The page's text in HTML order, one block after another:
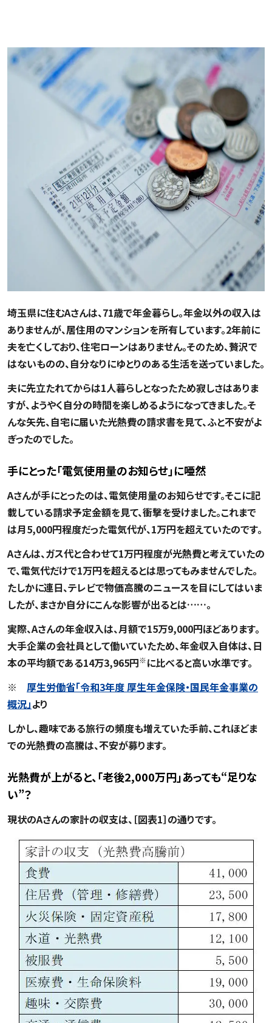
埼玉県に住むAさんは、71歳で年金暮らし。年金以外の収入は
ありませんが、居住用のマンションを所有しています。2年前に
夫を亡くしており、住宅ローンはありません。そのため、贅沢で
はないものの、自分なりにゆとりのある生活を送っていました。
夫に先立たれてからは1人暮らしとなったため寂しさはありま
すが、ようやく自分の時間を楽しめるようになってきました。そ
んな矢先、自宅に届いた光熱費の請求書を見て、ふと不安がよ
ぎったのでした。
手にとった「電気使用量のお知らせ」に唖然
Aさんが手にとったのは、電気使用量のお知らせです。そこに記
載している請求予定金額を見て、衝撃を受けました。これまで
は月5,000円程度だった電気代が、1万円を超えていたのです。
Aさんは、ガス代と合わせて1万円程度が光熱費と考えていたの
で、電気代だけで1万円を超えるとは思ってもみませんでした。
たしかに連日、テレビで物価高騰のニュースを目にしてはいま
したが、まさか自分にこんな影響が出るとは……。
実際、Aさんの年金収入は、月額で15万9,000円ほどあります。
大手企業の会社員として働いていたため、年金収入自体は、日
本の平均額である14万3,965円※に比べると高い水準です。
※ 厚生労働省「令和3年度 厚生年金保険・国民年金事業の
概況」より
しかし、趣味である旅行の頻度も増えていた手前、これほどま
での光熱費の高騰は、不安が募ります。
光熱費が上がると、「老後2,000万円」あっても“足りな
い”？
現状のAさんの家計の収支は、［図表1］の通りです。